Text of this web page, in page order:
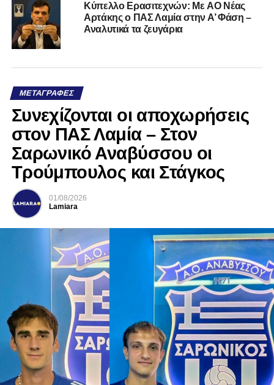
Kύπελλο Ερασιτεχνών: Με AO Nέας
Αρτάκης ο ΠΑΣ Λαμία στην Α’ Φάση –
Αναλυτικά τα ζευγάρια
ΜΕΤΑΓΡΑΦΈΣ
Συνεχίζονται οι αποχωρήσεις
στον ΠΑΣ Λαμία – Στον
Σαρωνικό Αναβύσσου οι
Τρούμπουλος και Στάγκος
01/08/2026
Lamiara